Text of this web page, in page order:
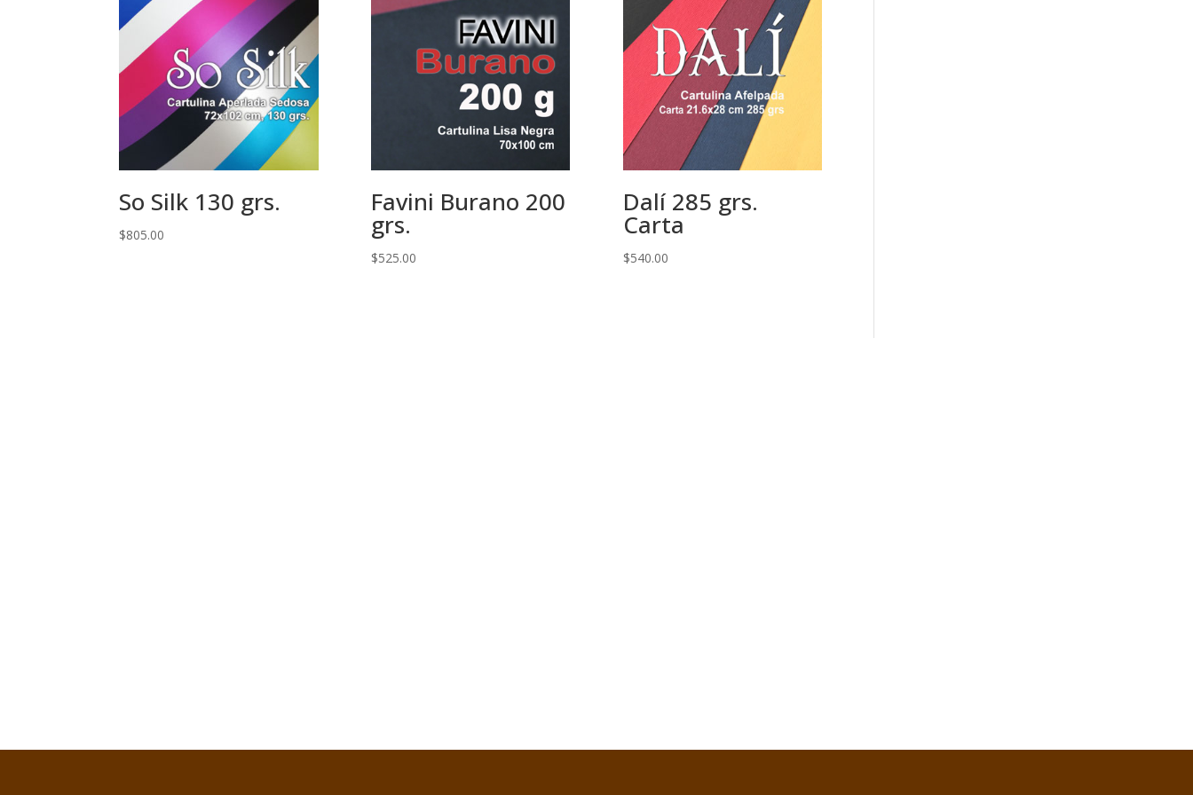
So Silk 130 grs.
$805.00
Favini Burano 200
grs.
$525.00
Dalí 285 grs.
Carta
$540.00